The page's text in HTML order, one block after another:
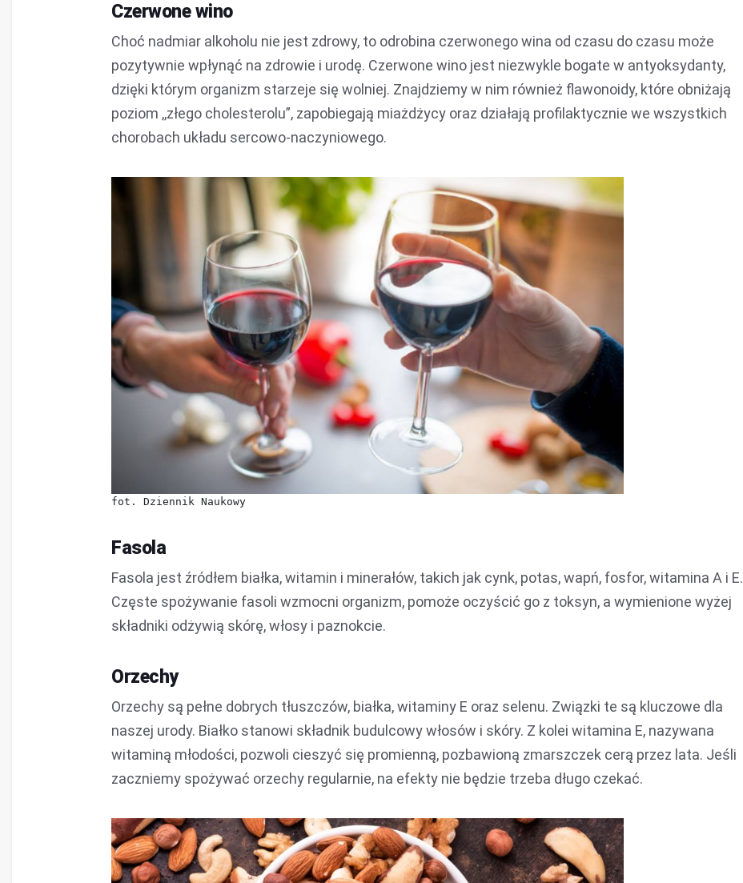
Czerwone wino
Choć nadmiar alkoholu nie jest zdrowy, to odrobina czerwonego wina od czasu do czasu może
pozytywnie wpłynąć na zdrowie i urodę. Czerwone wino jest niezwykle bogate w antyoksydanty,
dzięki którym organizm starzeje się wolniej. Znajdziemy w nim również flawonoidy, które obniżają
poziom ,,złego cholesterolu”, zapobiegają miażdżycy oraz działają profilaktycznie we wszystkich
chorobach układu sercowo-naczyniowego.
fot. Dziennik Naukowy
Fasola
Fasola jest źródłem białka, witamin i minerałów, takich jak cynk, potas, wapń, fosfor, witamina A i E.
Częste spożywanie fasoli wzmocni organizm, pomoże oczyścić go z toksyn, a wymienione wyżej
składniki odżywią skórę, włosy i paznokcie.
Orzechy
Orzechy są pełne dobrych tłuszczów, białka, witaminy E oraz selenu. Związki te są kluczowe dla
naszej urody. Białko stanowi składnik budulcowy włosów i skóry. Z kolei witamina E, nazywana
witaminą młodości, pozwoli cieszyć się promienną, pozbawioną zmarszczek cerą przez lata. Jeśli
zaczniemy spożywać orzechy regularnie, na efekty nie będzie trzeba długo czekać.